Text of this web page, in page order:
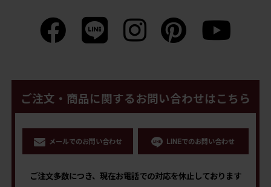
ご注文・商品に関するお問い合わせはこちら
メールでのお問い合わせ LINEでのお問い合わせ
ご注文多数につき、現在お電話での対応を休止しております